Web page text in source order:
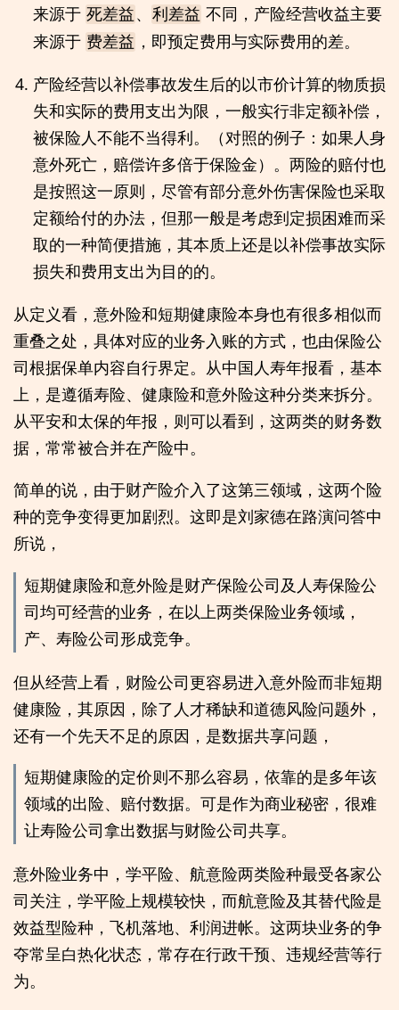
来源于 死差益 、 利差益 不同，产险经营收益主要
来源于 费差益 ，即预定费用与实际费用的差。
产险经营以补偿事故发生后的以市价计算的物质损
失和实际的费用支出为限，一般实行非定额补偿，
被保险人不能不当得利。（对照的例子：如果人身
意外死亡，赔偿许多倍于保险金）。两险的赔付也
是按照这一原则，尽管有部分意外伤害保险也采取
定额给付的办法，但那一般是考虑到定损困难而采
取的一种简便措施，其本质上还是以补偿事故实际
损失和费用支出为目的的。
从定义看，意外险和短期健康险本身也有很多相似而
重叠之处，具体对应的业务入账的方式，也由保险公
司根据保单内容自行界定。从中国人寿年报看，基本
上，是遵循寿险、健康险和意外险这种分类来拆分。
从平安和太保的年报，则可以看到，这两类的财务数
据，常常被合并在产险中。
简单的说，由于财产险介入了这第三领域，这两个险
种的竞争变得更加剧烈。这即是刘家德在路演问答中
所说，
短期健康险和意外险是财产保险公司及人寿保险公
司均可经营的业务，在以上两类保险业务领域，
产、寿险公司形成竞争。
但从经营上看，财险公司更容易进入意外险而非短期
健康险，其原因，除了人才稀缺和道德风险问题外，
还有一个先天不足的原因，是数据共享问题，
短期健康险的定价则不那么容易，依靠的是多年该
领域的出险、赔付数据。可是作为商业秘密，很难
让寿险公司拿出数据与财险公司共享。
意外险业务中，学平险、航意险两类险种最受各家公
司关注，学平险上规模较快，而航意险及其替代险是
效益型险种，飞机落地、利润进帐。这两块业务的争
夺常呈白热化状态，常存在行政干预、违规经营等行
为。